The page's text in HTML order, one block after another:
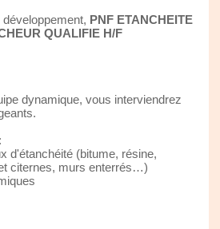
PNF ETANCHEITE
QUALIFIE H/F
dynamique, vous interviendrez
d'étanchéité (bitume, résine,
citernes, murs enterrés…)